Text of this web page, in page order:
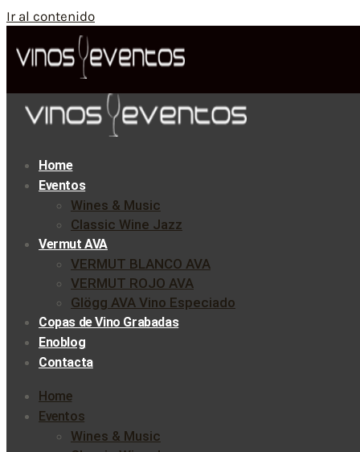
Ir al contenido
Home
Eventos
Wines & Music
Classic Wine Jazz
Vermut AVA
VERMUT BLANCO AVA
VERMUT ROJO AVA
Glögg AVA Vino Especiado
Copas de Vino Grabadas
Enoblog
Contacta
Home
Eventos
Wines & Music